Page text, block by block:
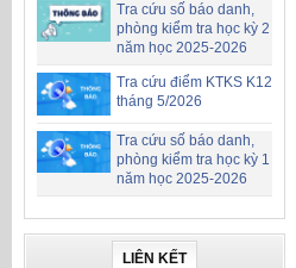
Tra cứu số báo danh,
phòng kiểm tra học kỳ 2
năm học 2025-2026
Tra cứu điểm KTKS K12
tháng 5/2026
Tra cứu số báo danh,
phòng kiểm tra học kỳ 1
năm học 2025-2026
LIÊN KẾT